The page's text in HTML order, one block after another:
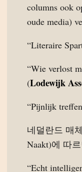
columns ook
oude media)
“Literaire
“Wie verlost
(Lodewijk
“Pijnlijk
네덜란드 매
Naakt)에 따
“Echt